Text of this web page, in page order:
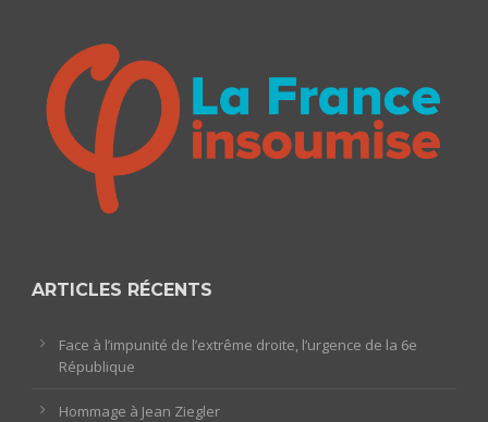
ARTICLES RÉCENTS
Face à l’impunité de l’extrême droite, l’urgence de la 6e
République
Hommage à Jean Ziegler